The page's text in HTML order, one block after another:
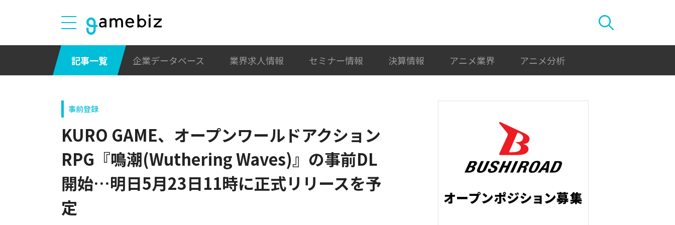
記事一覧 企業データベース 業界求人情報 セミナー情報 決算情報 アニメ業界 アニメ分析
事前登録
KURO GAME、オープンワールドアクション
RPG『鳴潮(Wuthering Waves)』の事前DL
開始…明日5月23日11時に正式リリースを予
定